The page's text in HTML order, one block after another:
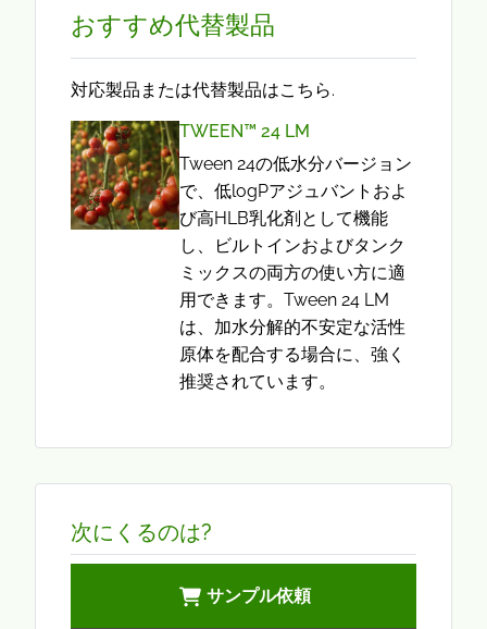
おすすめ代替製品
対応製品または代替製品はこちら.
TWEEN™ 24 LM
Tween 24の低水分バージョン
で、低logPアジュバントおよ
び高HLB乳化剤として機能
し、ビルトインおよびタンク
ミックスの両方の使い方に適
用できます。Tween 24 LM
は、加水分解的不安定な活性
原体を配合する場合に、強く
推奨されています。
次にくるのは?
サンプル依頼